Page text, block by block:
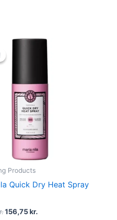
Products
Quick Dry Heat Spray
Original
was:
156,75kr.
Current
price
156,75 kr..